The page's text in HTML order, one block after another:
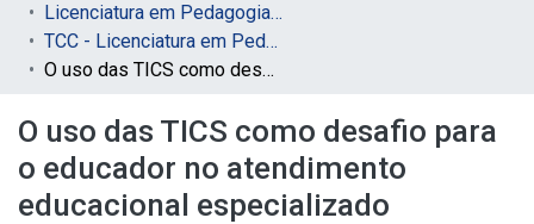
Licenciatura em Pedagogia (UAEADTec)
TCC - Licenciatura em Pedagogia (UAEADTec)
O uso das TICS como desafio para o educador no atendimento educacional especializado
O uso das TICS como desafio para
o educador no atendimento
educacional especializado